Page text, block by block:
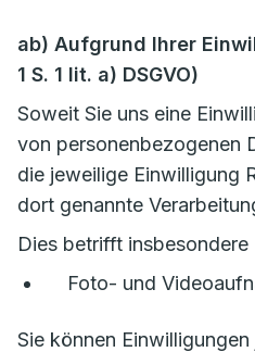
ab) Aufgrund Ihrer
1 S. 1 lit. a) DSGVO)
Soweit Sie uns eine
von personenbezogenen
die jeweilige Einwilligung
dort genannte
Dies betrifft insbesondere
Foto- und
Sie können